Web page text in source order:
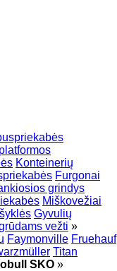
Konteinerių
Furgonai
grindys
Miškovežiai
Gyvulių
vežti »
Faymonville Fruehauf
Titan
SKO »